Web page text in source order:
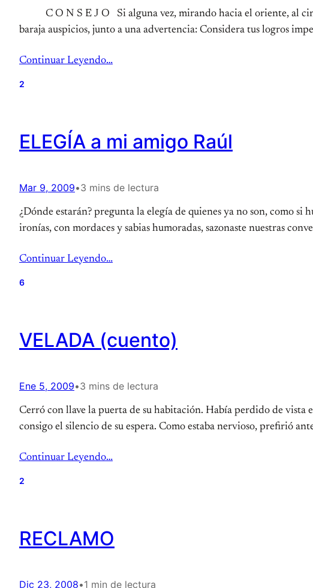
C O N S E J O Si alguna vez, mirando hacia el oriente, al
baraja auspicios, junto a una advertencia: Considera tus logros
Continuar Leyendo…
2
ELEGÍA a mi amigo Raúl
Mar 9, 2009•3 mins de lectura
¿Dónde estarán? pregunta la elegía de quienes ya no son, como
ironías, con mordaces y sabias humoradas, sazonaste nuestras
Continuar Leyendo…
6
VELADA (cuento)
Ene 5, 2009•3 mins de lectura
Cerró con llave la puerta de su habitación. Había perdido de
consigo el silencio de su espera. Como estaba nervioso, prefirió
Continuar Leyendo…
2
RECLAMO
Dic 23, 2008•1 min de lectura